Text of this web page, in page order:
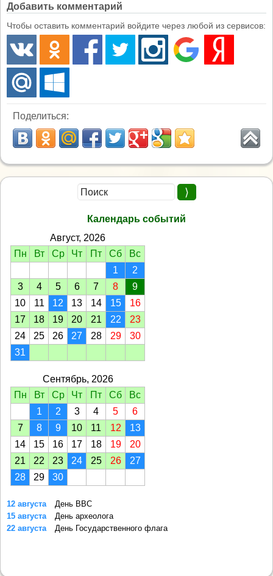
Добавить комментарий
Чтобы оставить комментарий войдите через любой из сервисов:
Поделиться:
Календарь событий
Август, 2026
Пн
Вт Ср Чт Пт Сб
Вс
1
2
3
4 5 6 7 8
9
10
11 12 13 14 15
16
17
18 19 20 21 22
23
24
25 26 27 28 29
30
31
Сентябрь, 2026
Пн
Вт Ср Чт Пт Сб
Вс
1
2 3 4 5
6
7
8 9 10 11 12
13
14
15 16 17 18 19
20
21
22 23 24 25 26
27
28
29 30
12 августа
День ВВС
15 августа
День археолога
22 августа
День Государственного флага